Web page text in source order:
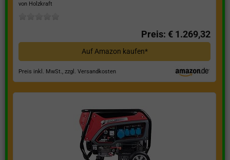
von Holzkraft
Preis: € 1.269,32
Auf Amazon kaufen*
Preis inkl. MwSt., zzgl. Versandkosten